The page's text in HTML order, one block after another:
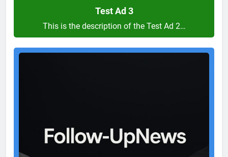
Test Ad 3
This is the description of the Test Ad 2…